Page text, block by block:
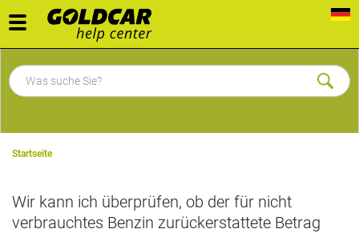
Toggle
navigation
Startseite
Wir kann ich überprüfen, ob der für nicht
verbrauchtes Benzin zurückerstattete Betrag